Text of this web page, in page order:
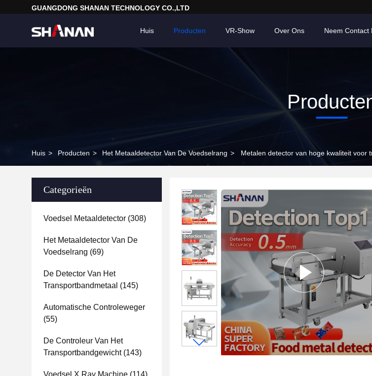
GUANGDONG SHANAN TECHNOLOGY CO.,LTD
Huis Producten VR-Show Over Ons Neem Contact
Huis > Producten > Het Metaaldetector Van De Voedselrang > Metalen detector van hoge kwaliteit voor
Categorieën
Voedsel Metaaldetector (308)
Het Metaaldetector Van De
Voedselrang (69)
De Detector Van Het
Transportbandmetaal (145)
Automatische Controleweger
(55)
De Controleur Van Het
Transportbandgewicht(143)
Voedsel X Ray Machine (114)